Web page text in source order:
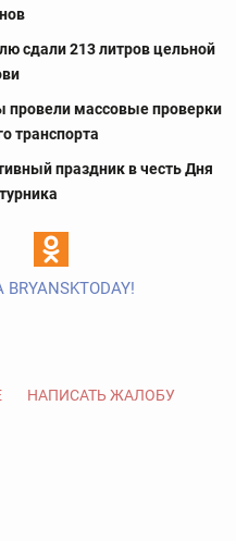
сдали 213 литров цельной
провели массовые проверки
транспорта
праздник в честь Дня
НАПИСАТЬ ЖАЛОБУ